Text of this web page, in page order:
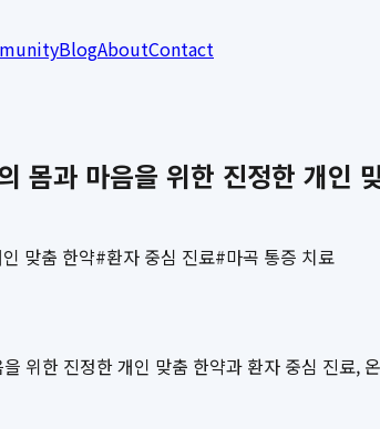
BlogAboutContact
몸과 마음을 위한 진정한 개인
맞춤 한약#환자 중심 진료#마곡 통증 치료
위한 진정한 개인 맞춤 한약과 환자 중심 진료,